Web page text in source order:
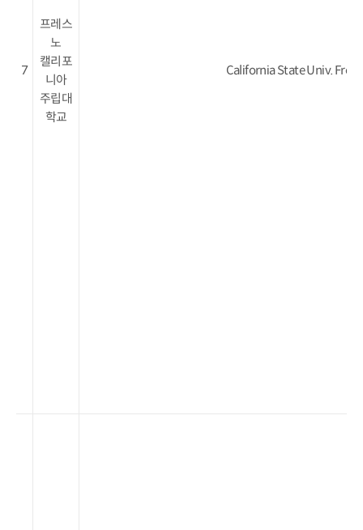
7
프레스
노
캘리포
니아
주립대
학교
California State Univ.